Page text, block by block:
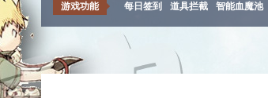
游戏功能 每日签到 道具拦截 智能血魔池